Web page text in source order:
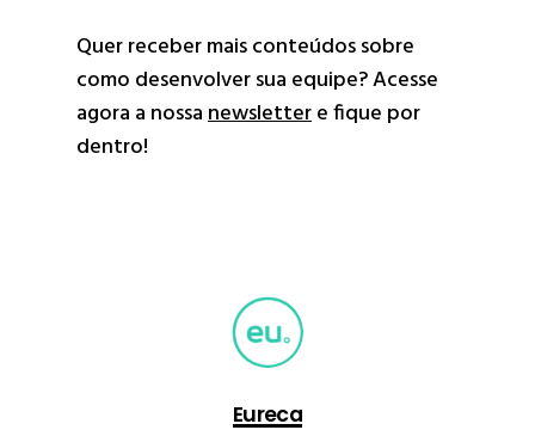
Quer receber mais conteúdos sobre
como desenvolver sua equipe? Acesse
agora a nossanewslettere fique por
dentro!
Eureca